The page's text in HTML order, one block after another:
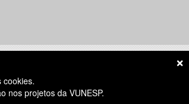
cookies.
nos projetos da VUNESP.